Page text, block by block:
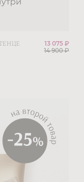
13 075 ₽
14 900₽